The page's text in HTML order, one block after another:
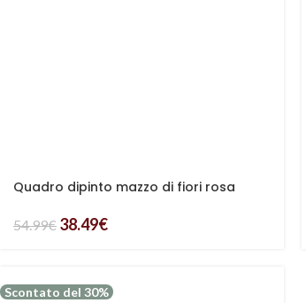
Quadro dipinto mazzo di fiori rosa
54.99€ 38.49€
Scontato del 30%